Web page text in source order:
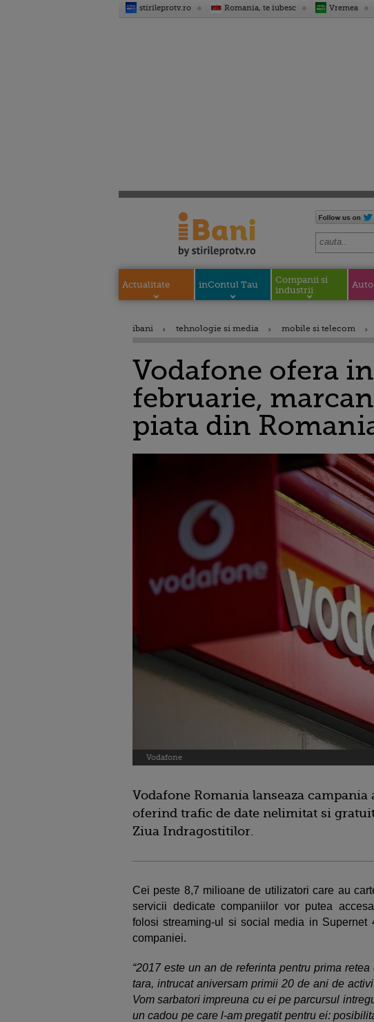
stirileprotv.ro Romania, te iubesc Vremea
Actualitate inContul Tau
Companii si
industrii
Auto
ibani tehnologie si media mobile si telecom
Vodafone ofera
februarie,
piata din
Vodafone
Vodafone Romania lanseaza campania
oferind trafic de date nelimitat si
Ziua Indragostitilor.
Cei peste 8,7 milioane de utilizatori care au
servicii dedicate companiilor vor putea
folosi streaming-ul si social media in Supernet
companiei.
“2017 este un an de referinta pentru prima
tara, intrucat aniversam primii 20 de ani de
Vom sarbatori impreuna cu ei pe parcursul
un cadou pe care l-am pregatit pentru ei: